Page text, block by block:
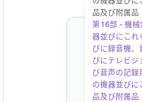
品及び附属品
第16部 - 機械
器並びにこれ
びに録音機、
びにテレビジ
び音声の記録
の機器並びに
品及び附属品